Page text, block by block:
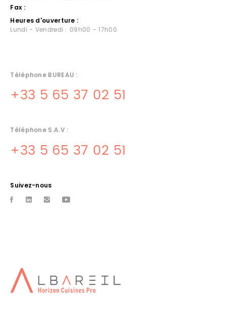
Fax :
Heures d'ouverture :
Lundi - Vendredi : 09h00 - 17h00
Téléphone BUREAU :
+33 5 65 37 02 51
Téléphone S.A.V :
+33 5 65 37 02 51
Suivez-nous
SAV MATERIEL CUISINE DORDOGNE
5 techniciens SAV pour tous les dÃ©pannages cuisine, froid, a la